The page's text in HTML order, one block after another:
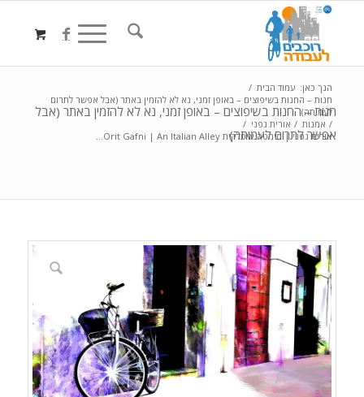
חנות – החנות בשיפוצים – באופן זמני, נא לא להזמין באתר (אבל
אפשר לתרום לעמותה)
הנך כאן: עמוד הבית /
חנות – החנות בשיפוצים – באופן זמני, נא לא להזמין באתר (אבל אפשר לתרום
לעמותה)
/ אמנות / אורית גפני /
אורית גפני | סימטה איטלקית Orit Gafni | An Italian Alley...